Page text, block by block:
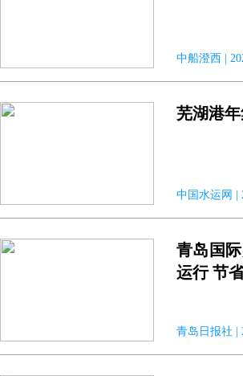
中船澄西 |
芜湖港
中国水运网 |
青岛国
运行 节
青岛日报社 |